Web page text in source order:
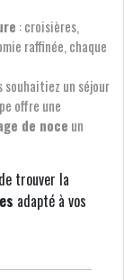
: croisières,
raffinée, chaque
souhaitiez un séjour
offre une
de noce un
trouver la
adapté à vos